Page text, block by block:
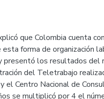
que Colombia cuenta
forma de organización
los resultados del
del Teletrabajo
el Centro Nacional de
se multiplicó por 4 el